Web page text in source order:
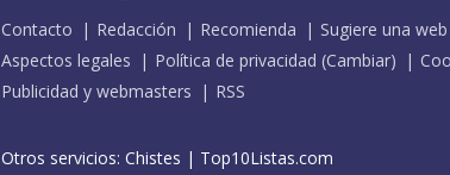
Contacto Redacción Recomienda
Sugiere una web
Aspectos legales
Política de privacidad (Cambiar)
Publicidad y webmasters
RSS
Otros servicios: Chistes | Top10Listas.com